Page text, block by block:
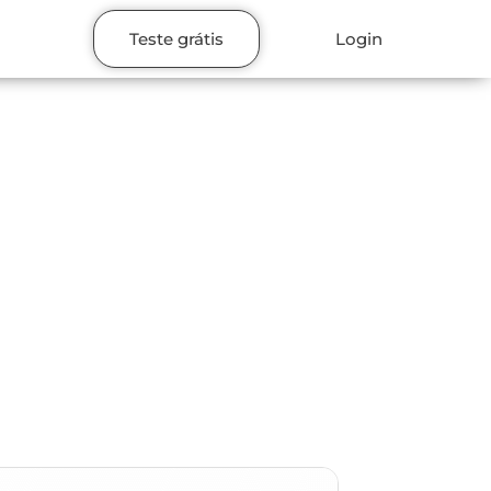
Teste grátis Login